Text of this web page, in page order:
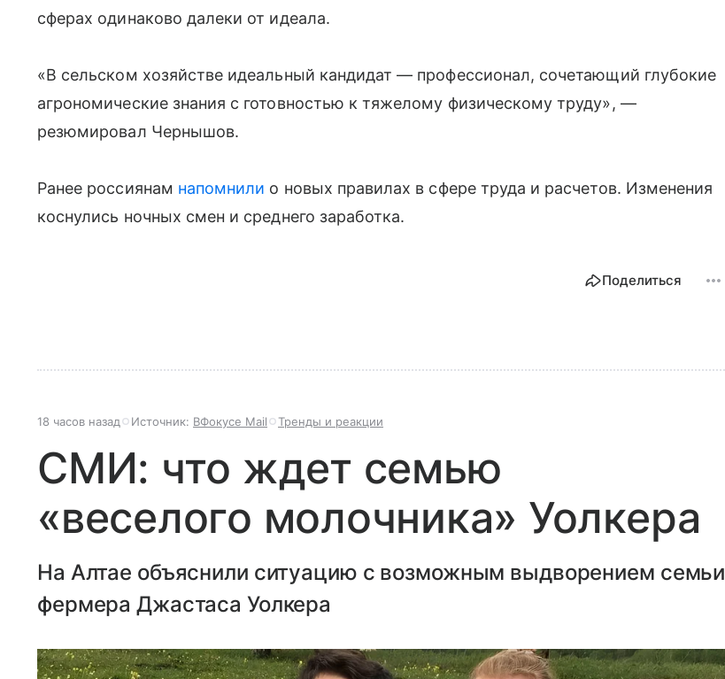
сферах одинаково далеки от идеала.
«В сельском хозяйстве идеальный кандидат — профессионал, сочетающий глубокие
агрономические знания с готовностью к тяжелому физическому труду», —
резюмировал Чернышов.
Ранее россиянам напомнили о новых правилах в сфере труда и расчетов. Изменения
коснулись ночных смен и среднего заработка.
Поделиться
18 часов назад Источник: ВФокусе Mail Тренды и реакции
СМИ: что ждет семью
«веселого молочника» Уолкера
На Алтае объяснили ситуацию с возможным выдворением семьи
фермера Джастаса Уолкера